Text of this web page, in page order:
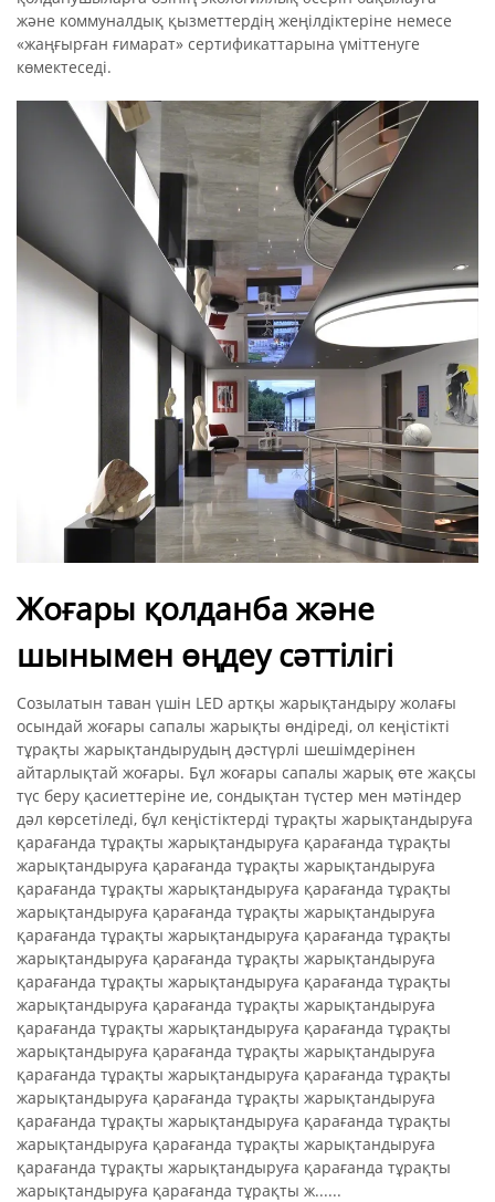
және коммуналдық қызметтердің жеңілдіктеріне немесе
«жаңғырған ғимарат» сертификаттарына үміттенуге
көмектеседі.
Жоғары қолданба және
шынымен өңдеу сәттілігі
Созылатын таван үшін LED артқы жарықтандыру жолағы
осындай жоғары сапалы жарықты өндіреді, ол кеңістікті
тұрақты жарықтандырудың дәстүрлі шешімдерінен
айтарлықтай жоғары. Бұл жоғары сапалы жарық өте жақсы
түс беру қасиеттеріне ие, сондықтан түстер мен мәтіндер
дәл көрсетіледі, бұл кеңістіктерді тұрақты жарықтандыруға
қарағанда тұрақты жарықтандыруға қарағанда тұрақты
жарықтандыруға қарағанда тұрақты жарықтандыруға
қарағанда тұрақты жарықтандыруға қарағанда тұрақты
жарықтандыруға қарағанда тұрақты жарықтандыруға
қарағанда тұрақты жарықтандыруға қарағанда тұрақты
жарықтандыруға қарағанда тұрақты жарықтандыруға
қарағанда тұрақты жарықтандыруға қарағанда тұрақты
жарықтандыруға қарағанда тұрақты жарықтандыруға
қарағанда тұрақты жарықтандыруға қарағанда тұрақты
жарықтандыруға қарағанда тұрақты жарықтандыруға
қарағанда тұрақты жарықтандыруға қарағанда тұрақты
жарықтандыруға қарағанда тұрақты жарықтандыруға
қарағанда тұрақты жарықтандыруға қарағанда тұрақты
жарықтандыруға қарағанда тұрақты жарықтандыруға
қарағанда тұрақты жарықтандыруға қарағанда тұрақты
жарықтандыруға қарағанда тұрақты ж......